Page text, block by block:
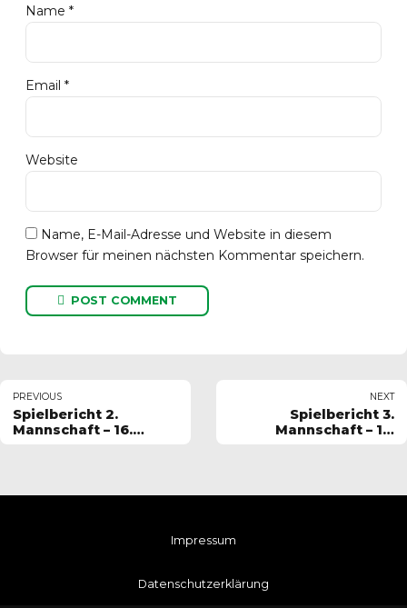
Name *
Email *
Website
Name, E-Mail-Adresse und Website in diesem
Browser für meinen nächsten Kommentar speichern.
POST COMMENT
PREVIOUS
Spielbericht 2.
Mannschaft – 16.
NEXT
Spielbericht 3.
Mannschaft – 17.
Impressum
Datenschutzerklärung